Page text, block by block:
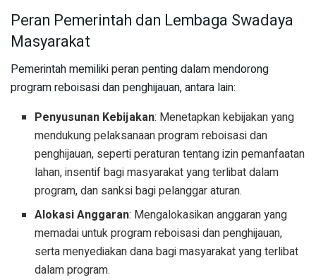
Peran Pemerintah dan Lembaga Swadaya
Masyarakat
Pemerintah memiliki peran penting dalam mendorong
program reboisasi dan penghijauan, antara lain:
Penyusunan Kebijakan: Menetapkan kebijakan yang
mendukung pelaksanaan program reboisasi dan
penghijauan, seperti peraturan tentang izin pemanfaatan
lahan, insentif bagi masyarakat yang terlibat dalam
program, dan sanksi bagi pelanggar aturan.
Alokasi Anggaran: Mengalokasikan anggaran yang
memadai untuk program reboisasi dan penghijauan,
serta menyediakan dana bagi masyarakat yang terlibat
dalam program.